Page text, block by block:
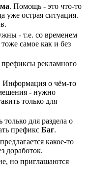
. Помощь - это что-то
уже острая ситуация.
- т.е. со временем
самое как и без
префиксы рекламного
о чём-то
- нужно
только для
для раздела о
префикс Баг.
какое-то
доработок.
но приглашаются